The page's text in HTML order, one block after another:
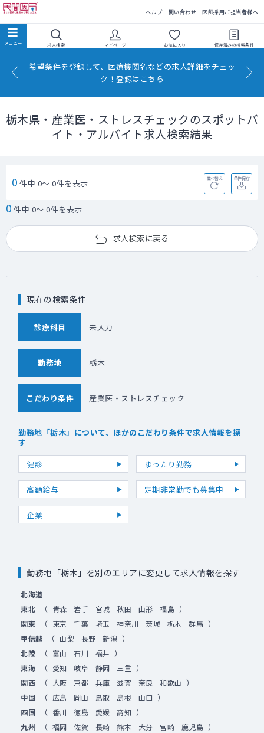
ヘルプ 問い合わせ 医師採用ご担当者様へ
求人検索 マイページ お気に入り 保存済みの検索条件
希望条件を登録して、医療機関名などの求人詳細をチェッ
ク！登録はこちら
栃木県・産業医・ストレスチェックのスポットバ
イト・アルバイト求人検索結果
0 件中 0～ 0件を表示 並べ替え 条件保存
0 件中 0～ 0件を表示
求人検索に戻る
現在の検索条件
診療科目 未入力
勤務地 栃木
こだわり条件 産業医・ストレスチェック
勤務地「栃木」について、ほかのこだわり条件で求人情報を探
す
健診
ゆったり勤務
高額給与 定期非常勤でも募集中
企業
勤務地「栃木」を別のエリアに変更して求人情報を探す
北海道
東北
（ 青森 岩手 宮城 秋田 山形 福島 ）
関東 （ 東京 千葉 埼玉 神奈川 茨城 栃木 群馬 ）
甲信越 （ 山梨 長野 新潟 ）
北陸 （ 富山 石川 福井 ）
東海 （ 愛知 岐阜 静岡 三重 ）
関西 （ 大阪 京都 兵庫 滋賀 奈良 和歌山 ）
中国 （ 広島 岡山 鳥取 島根 山口 ）
四国 （ 香川 徳島 愛媛 高知 ）
九州 （ 福岡 佐賀 長崎 熊本 大分 宮崎 鹿児島 ）